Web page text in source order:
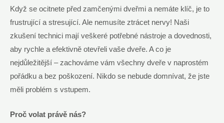
Když se ocitnete před zamčenými dveřmi a nemáte klíč, je to
frustrující a stresující. Ale nemusíte ztrácet nervy! Naši
zkušení technici mají veškeré potřebné nástroje a dovednosti,
aby rychle a efektivně otevřeli vaše dveře. A co je
nejdůležitější – zachováme vám všechny dveře v naprostém
pořádku a bez poškození. Nikdo se nebude domnívat, že jste
měli problém s vstupem.
Proč volat právě nás?